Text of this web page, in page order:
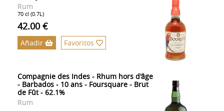
Rum
70 cl (0.7L)
42.00 €
Añadir Favoritos
Compagnie des Indes - Rhum hors d'âge
- Barbados - 10 ans - Foursquare - Brut
de Fût - 62.1%
Rum